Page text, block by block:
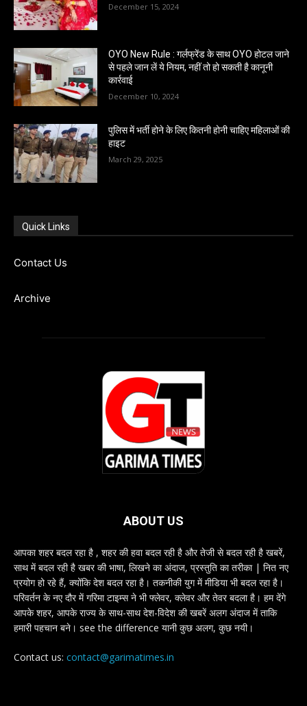
December 15, 2024
OYO New Rule : गर्लफ्रेंड के साथ OYO होटल जाने
से पहले जान लें ये नियम, नहीं तो हो सकती है कानूनी
कार्रवाई
December 10, 2024
पुलिस में भर्ती होने के लिए कितनी होनी चाहिए महिलाओं की
हाइट
March 29, 2025
Quick Links
Contact Us
Archive
ABOUT US
आपका शहर बदल रहा है , शहर की हवा बदल रही है और तेजी से बदल रही है खबरें,
साथ में बदल रही है खबर की भाषा, लिखने का अंदाज, प्रस्तुति का तरीका | नित नए
प्रयोग हो रहे हैं, क्योंकि देश बदल रहा है। तकनीकी युग में मीडिया भी बदल रहा है।
परिवर्तन के नए दौर में गरिमा टाइम्स ने भी फ्लेवर, क्लेवर और तेवर बदला है। हम देंगे
आपके शहर, आपके राज्य के साथ-साथ देश-विदेश की खबरें अलग अंदाज में ताकि
हमारी पहचान बने। see the difference यानी कुछ अलग, कुछ नयी।
Contact us: contact@garimatimes.in